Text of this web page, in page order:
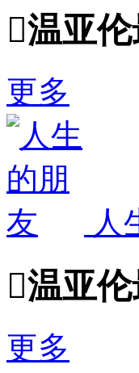
温亚
更多
人
温亚
更多